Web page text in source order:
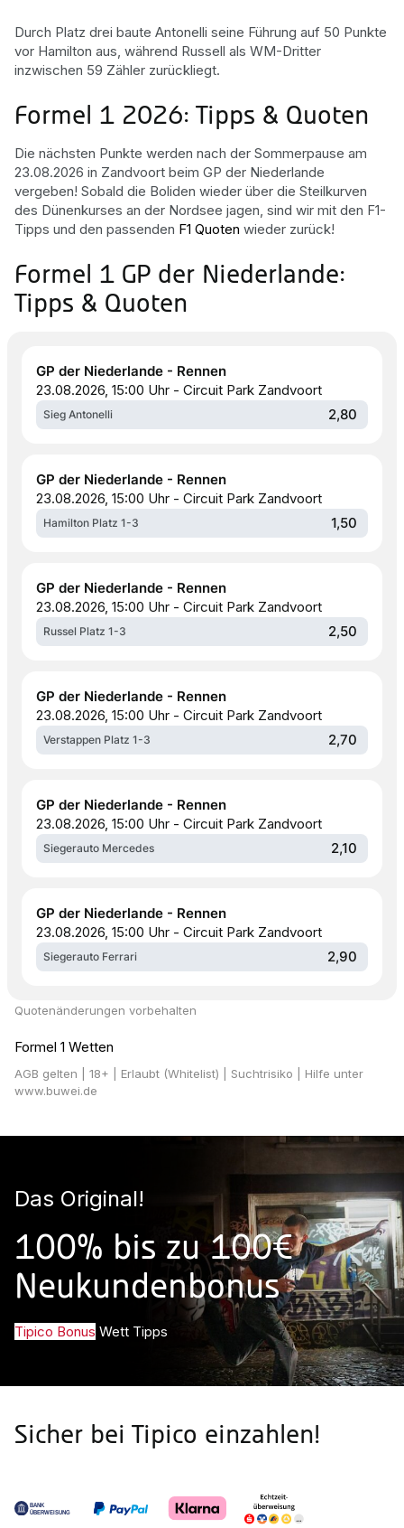
Durch Platz drei baute Antonelli seine Führung auf 50 Punkte
vor Hamilton aus, während Russell als WM-Dritter
inzwischen 59 Zähler zurückliegt.
Formel 1 2026: Tipps & Quoten
Die nächsten Punkte werden nach der Sommerpause am
23.08.2026 in Zandvoort beim GP der Niederlande
vergeben! Sobald die Boliden wieder über die Steilkurven
des Dünenkurses an der Nordsee jagen, sind wir mit den F1-
Tipps und den passenden F1 Quoten wieder zurück!
Formel 1 GP der Niederlande:
Tipps & Quoten
GP der Niederlande - Rennen
23.08.2026, 15:00 Uhr - Circuit Park Zandvoort
Sieg Antonelli 2,80
GP der Niederlande - Rennen
23.08.2026, 15:00 Uhr - Circuit Park Zandvoort
Hamilton Platz 1-3 1,50
GP der Niederlande - Rennen
23.08.2026, 15:00 Uhr - Circuit Park Zandvoort
Russel Platz 1-3 2,50
GP der Niederlande - Rennen
23.08.2026, 15:00 Uhr - Circuit Park Zandvoort
Verstappen Platz 1-3 2,70
GP der Niederlande - Rennen
23.08.2026, 15:00 Uhr - Circuit Park Zandvoort
Siegerauto Mercedes 2,10
GP der Niederlande - Rennen
23.08.2026, 15:00 Uhr - Circuit Park Zandvoort
Siegerauto Ferrari 2,90
Quotenänderungen vorbehalten
Formel 1 Wetten
AGB gelten | 18+ | Erlaubt (Whitelist) | Suchtrisiko | Hilfe unter
www.buwei.de
Das Original!
100% bis zu 100€
Neukundenbonus
Tipico Bonus Wett Tipps
Sicher bei Tipico einzahlen!